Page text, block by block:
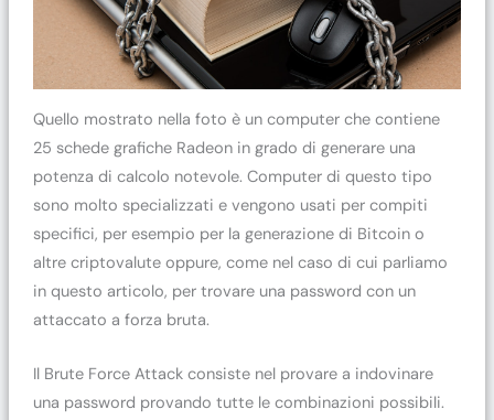
Quello mostrato nella foto è un computer che contiene
25 schede grafiche Radeon in grado di generare una
potenza di calcolo notevole. Computer di questo tipo
sono molto specializzati e vengono usati per compiti
specifici, per esempio per la generazione di Bitcoin o
altre criptovalute oppure, come nel caso di cui parliamo
in questo articolo, per trovare una password con un
attaccato a forza bruta.
Il Brute Force Attack consiste nel provare a indovinare
una password provando tutte le combinazioni possibili.